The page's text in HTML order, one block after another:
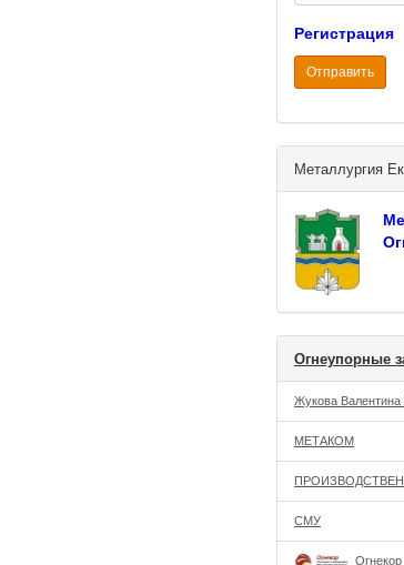
Регистрация
Отправить
Металлургия
Огнеупорные
Жукова Валентина
МЕТАКОМ
СМУ
Огнекор